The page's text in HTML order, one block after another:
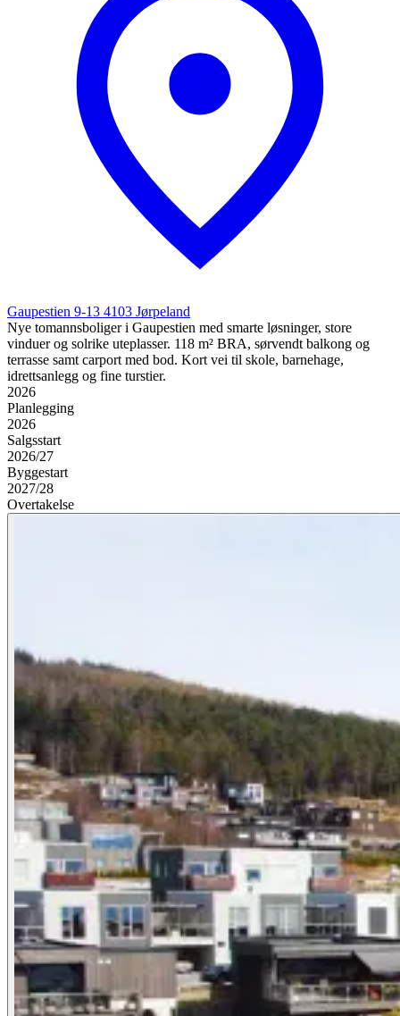
Gaupestien 9-13 4103 Jørpeland
Nye tomannsboliger i Gaupestien med smarte løsninger, store
vinduer og solrike uteplasser. 118 m² BRA, sørvendt balkong og
terrasse samt carport med bod. Kort vei til skole, barnehage,
idrettsanlegg og fine turstier.
2026
Planlegging
2026
Salgsstart
2026/27
Byggestart
2027/28
Overtakelse